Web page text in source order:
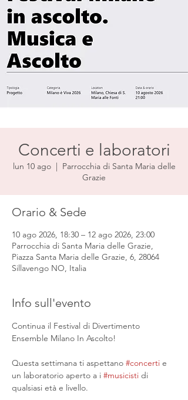
Concerti e laboratori
lun 10 ago
  |
Parrocchia di Santa Maria delle
Grazie
Orario & Sede
10 ago 2026, 18:30 – 12 ago 2026, 23:00
Parrocchia di Santa Maria delle Grazie,
Piazza Santa Maria delle Grazie, 6, 28064
Sillavengo NO, Italia
Info sull'evento
Continua il Festival di Divertimento
Ensemble Milano In Ascolto!
Questa settimana ti aspettano #concerti e
un laboratorio aperto a i #musicisti di
qualsiasi età e livello.